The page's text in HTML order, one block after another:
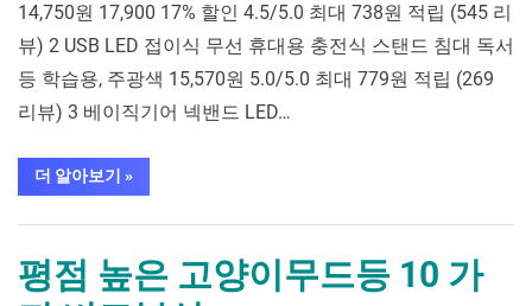
14,750원 17,900 17% 할인 4.5/5.0 최대 738원 적립 (545 리
뷰) 2 USB LED 접이식 무선 휴대용 충전식 스탠드 침대 독서
등 학습용, 주광색 15,570원 5.0/5.0 최대 779원 적립 (269
리뷰) 3 베이직기어 넥밴드 LED…
더 알아보기
“평
점
은
이
트
»
평점 높은 고양이무드등 10 가